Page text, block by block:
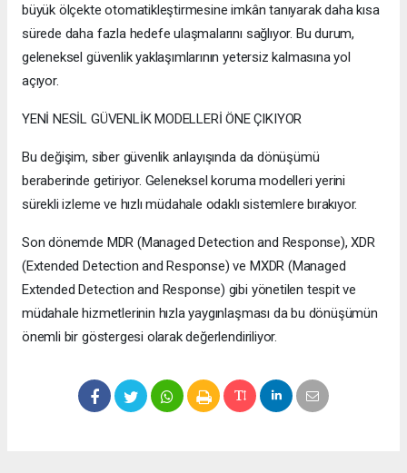
büyük ölçekte otomatikleştirmesine imkân tanıyarak daha kısa
sürede daha fazla hedefe ulaşmalarını sağlıyor. Bu durum,
geleneksel güvenlik yaklaşımlarının yetersiz kalmasına yol
açıyor.
YENİ NESİL GÜVENLİK MODELLERİ ÖNE ÇIKIYOR
Bu değişim, siber güvenlik anlayışında da dönüşümü
beraberinde getiriyor. Geleneksel koruma modelleri yerini
sürekli izleme ve hızlı müdahale odaklı sistemlere bırakıyor.
Son dönemde MDR (Managed Detection and Response), XDR
(Extended Detection and Response) ve MXDR (Managed
Extended Detection and Response) gibi yönetilen tespit ve
müdahale hizmetlerinin hızla yaygınlaşması da bu dönüşümün
önemli bir göstergesi olarak değerlendiriliyor.